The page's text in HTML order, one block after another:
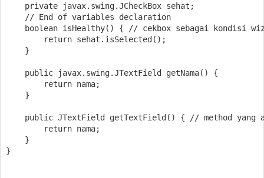
    private javax.swing.JCheckBox sehat;
    // End of variables declaration
boolean isHealthy() { // cekbox sebagai kondisi
        return sehat.isSelected();
    }
    public javax.swing.JTextField getNama() {
        return nama;
    }
public JTextField getTextField() { // method yang
        return nama;
    }